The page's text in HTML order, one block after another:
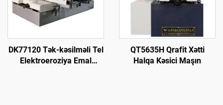
DK77120 Tək-kəsilməli Tel
Elektroeroziya Emal
QT5635H Qrafit Xətti
Halqa Kəsici Maşın